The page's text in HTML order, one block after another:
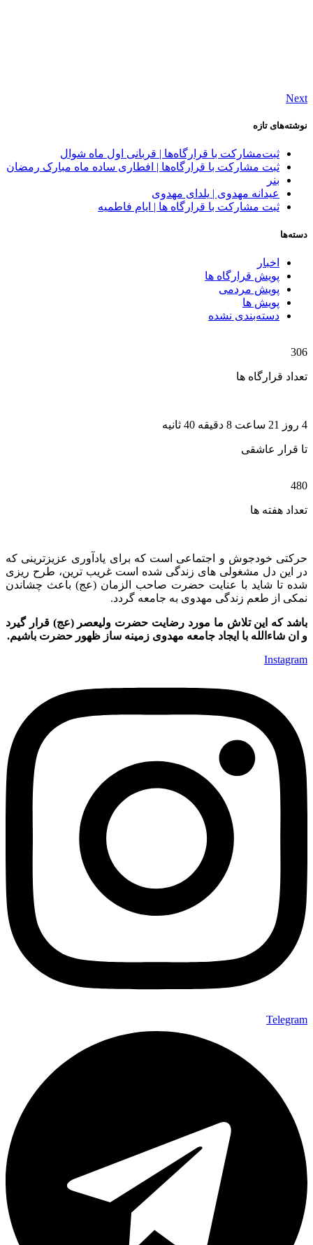
Next
نوشته‌های تازه
ثبت‌مشارکت با قرارگاه‌ها | قربانی اول ماه شوال
ثبت‌ مشارکت با قرارگاه‌ها | افطاری ساده ماه مبارک رمضان
بنر
عیدانه مهدوی | یلدای مهدوی
ثبت‌ مشارکت با قرارگاه‌ ها | ایام فاطمیه
دسته‌ها
اخبار
پویش قرارگاه ها
پویش مردمی
پویش ها
دسته‌بندی نشده
306
تعداد قرارگاه ها
4 روز 21 ساعت 8 دقیقه 40 ثانیه
تا قرار عاشقی
480
تعداد هفته ها
حرکتی خودجوش و اجتماعی است که برای یادآوری عزیزترینی که
در این دل مشغولی های زندگی شده است غریب ترین، طرح ریزی
شده تا شاید با عنایت حضرت صاحب الزمان (عج) باعث چشاندن
نمکی از طعم زندگی مهدوی به جامعه گردد.
باشد که این تلاش ما مورد رضایت حضرت ولیعصر (عج) قرار گیرد
و ان شاءالله با ایجاد جامعه مهدوی زمینه ساز ظهور حضرت باشیم.
Instagram
Telegram